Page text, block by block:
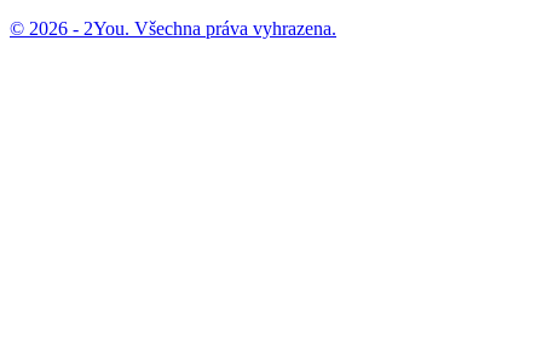
© 2026 - 2You. Všechna práva vyhrazena.